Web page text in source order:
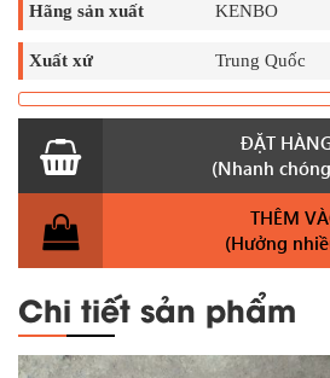
Hãng sản xuất KENBO
Xuất xứ Trung Quốc
ĐẶT
(Nhanh
THÊM
(Hưởng
Chi tiết sản phẩm